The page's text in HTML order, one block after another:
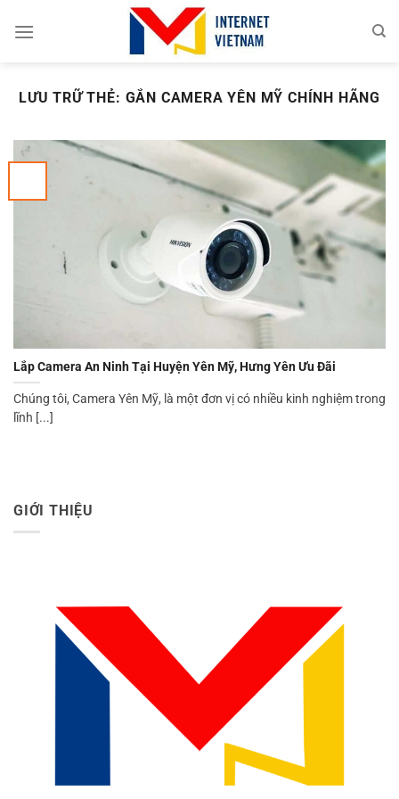
đến
LƯU TRỮ THẺ: GẮN CAMERA YÊN MỸ CHÍNH HÃNG
Lắp Camera An Ninh Tại Huyện Yên Mỹ, Hưng Yên Ưu Đãi
Chúng tôi, Camera Yên Mỹ, là một đơn vị có nhiều kinh nghiệm trong
lĩnh [...]
GIỚI THIỆU